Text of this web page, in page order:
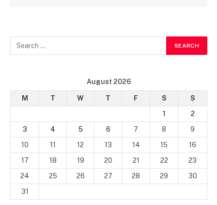
August 2026
M T W T F S
S
1
2
3
4 5 6 7 8
9
10
11 12 13 14 15
16
17
18 19 20 21 22
23
24
25 26 27 28 29
30
31